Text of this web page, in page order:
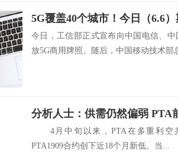
今日，工信部正式宣布向中国电信、
放5G商用牌照。随后，中国移动技术部
分析人士：供需仍然偏弱 PTA
4月中旬以来，PTA在多重利空
PTA1909合约创下近18个月新低。当...